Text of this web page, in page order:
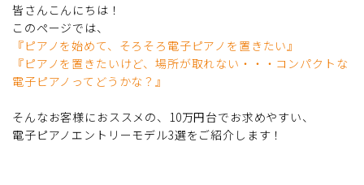
皆さんこんにちは！
このページでは、
『ピアノを始めて、そろそろ電子ピアノを置きたい』
『ピアノを置きたいけど、場所が取れない・・・コンパクトな
電子ピアノってどうかな？』
そんなお客様におススメの、10万円台でお求めやすい、
電子ピアノエントリーモデル3選をご紹介します！